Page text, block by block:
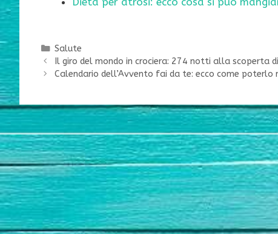
Categorie
Salute
Il giro del mondo in crociera: 274 notti alla scoperta
Calendario dell’Avvento fai da te: ecco come poterlo